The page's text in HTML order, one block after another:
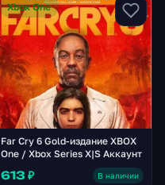
Xbox One
Far Cry 6 Gold-издание XBOX
One / Xbox Series X|S Аккаунт
613 ₽ В наличии